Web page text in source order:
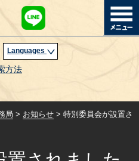
Languages
方法
局 > お知らせ > 特別委員会が設置さ